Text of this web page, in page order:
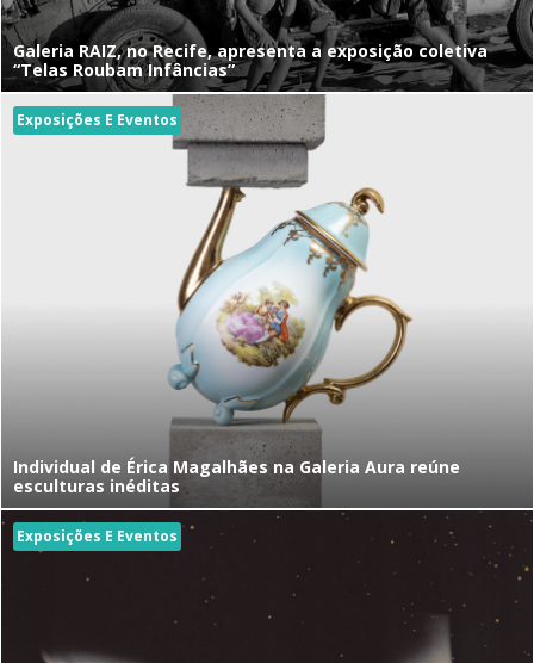
Galeria RAIZ, no Recife, apresenta a exposição coletiva
“Telas Roubam Infâncias”
Exposições E Eventos
Individual de Érica Magalhães na Galeria Aura reúne
esculturas inéditas
Exposições E Eventos